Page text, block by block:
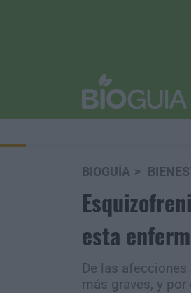
BIOGUÍA
esta
De las
más graves, y